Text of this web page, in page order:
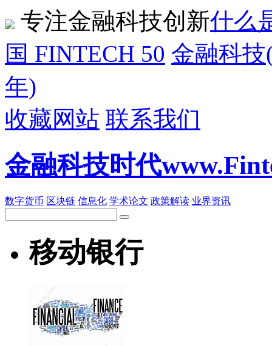
专注金融科技创新什么
国 FINTECH 50 金融科技
年)
收藏网站 联系我们
金融科技时代
数字货币 区块链 信息化 学术论文 政策解读 业界资讯
移动银行